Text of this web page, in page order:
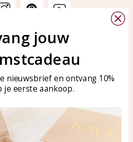
KAYA Sieraden
Bellen of WhatsApp Ma-Vr
tussen 09:00-17:00
Tel: 0850003187
WhatsApp: 0850003187
klantenservice@kayasierade
jouw
nieuwsbrief en ontvang 10%
eerste aankoop.